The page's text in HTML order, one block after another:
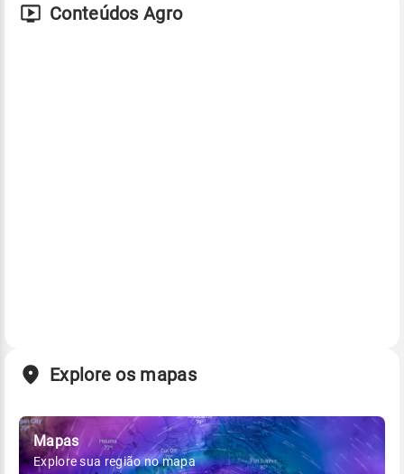
Conteúdos Agro
Explore os mapas
Mapas
Explore sua região no mapa